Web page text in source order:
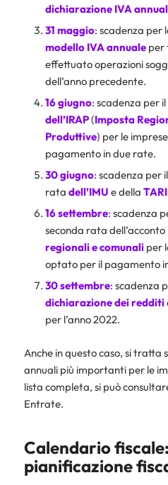
dichiarazione IVA
31 maggio: scadenza per
modello IVA annualeper
effettuato operazioni
dell’anno precedente.
16 giugno: scadenza per
dell’IRAP(Imposta
Produttive) per le
pagamento in due rate.
30 giugno: scadenza per
rata dell’IMU e della TARI
16 settembre: scadenza
seconda rata dell’acconto
regionali e comunaliper
optato per il pagamento
30 settembre: scadenza
dichiarazione dei redditi
per l’anno 2022.
Anche in questo caso, si tratta
annuali più importanti per le
lista completa, si può
Entrate.
Calendario
pianificazione